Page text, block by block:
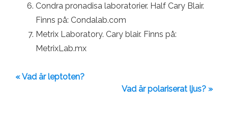
Condra pronadisa laboratorier. Half Cary Blair.
Finns på: Condalab.com
Metrix Laboratory. Cary blair. Finns på:
MetrixLab.mx
« Vad är leptoten?
Vad är polariserat ljus? »